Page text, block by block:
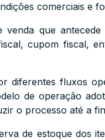
comerciais e
que
cupom fiscal,
diferentes fluxos
de operação
o processo até a
de estoque dos